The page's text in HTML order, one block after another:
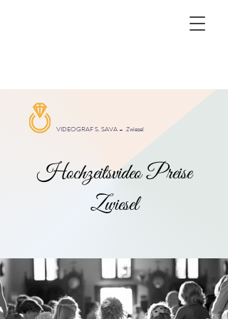
VIDEOGRAF S. SAVA – Zwiesel
Hochzeitsvideo Preise
Zwiesel